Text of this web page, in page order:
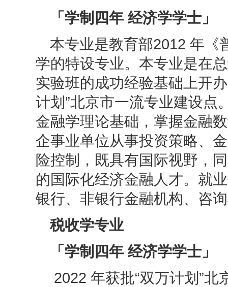
「学制四年 经济学学士」
本专业是教育部2012 年《
学的特设专业。本专业是在
实验班的成功经验基础上开
计划”北京市一流专业建设点
金融学理论基础，掌握金融
企事业单位从事投资策略、
险控制，既具有国际视野，
的国际化经济金融人才。就
银行、非银行金融机构、咨
税收学专业
「学制四年 经济学学士」
2022 年获批“双万计划”